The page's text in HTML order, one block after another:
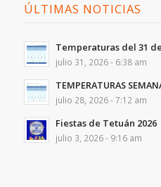
ÚLTIMAS NOTICIAS
Temperaturas del 31
julio 31, 2026 - 6:38 am
TEMPERATURAS
julio 28, 2026 - 7:12 am
Fiestas de Tetuán 2026
julio 3, 2026 - 9:16 am